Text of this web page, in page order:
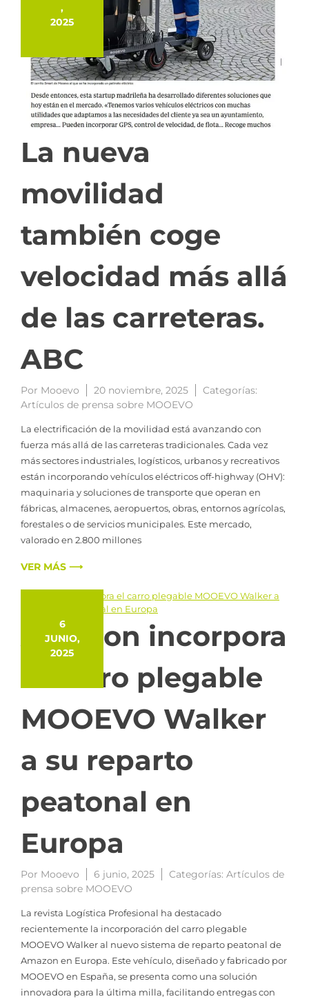
,
2025
La nueva
movilidad
también coge
velocidad más allá
de las carreteras.
ABC
Por Mooevo 20 noviembre, 2025
Categorías:
Artículos de prensa sobre MOOEVO
La electrificación de la movilidad está avanzando con
fuerza más allá de las carreteras tradicionales. Cada vez
más sectores industriales, logísticos, urbanos y recreativos
están incorporando vehículos eléctricos off-highway (OHV):
maquinaria y soluciones de transporte que operan en
fábricas, almacenes, aeropuertos, obras, entornos agrícolas,
forestales o de servicios municipales. Este mercado,
valorado en 2.800 millones
VER MÁS ⟶
6
JUNIO,
2025
Amazon incorpora
el carro plegable
MOOEVO Walker
a su reparto
peatonal en
Europa
Por Mooevo 6 junio, 2025 Categorías: Artículos de
prensa sobre MOOEVO
La revista Logística Profesional ha destacado
recientemente la incorporación del carro plegable
MOOEVO Walker al nuevo sistema de reparto peatonal de
Amazon en Europa. Este vehículo, diseñado y fabricado por
MOOEVO en España, se presenta como una solución
innovadora para la última milla, facilitando entregas con